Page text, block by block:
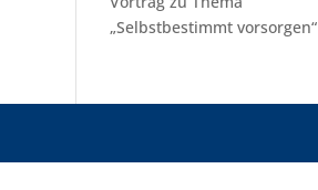
„Selbstbestimmt vorsorgen“